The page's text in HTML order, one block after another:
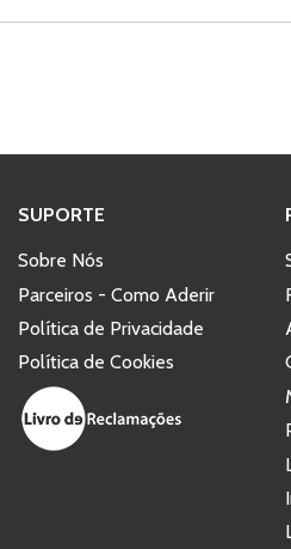
SUPORTE
Sobre Nós
Parceiros - Como Aderir
Política de Privacidade
Política de Cookies